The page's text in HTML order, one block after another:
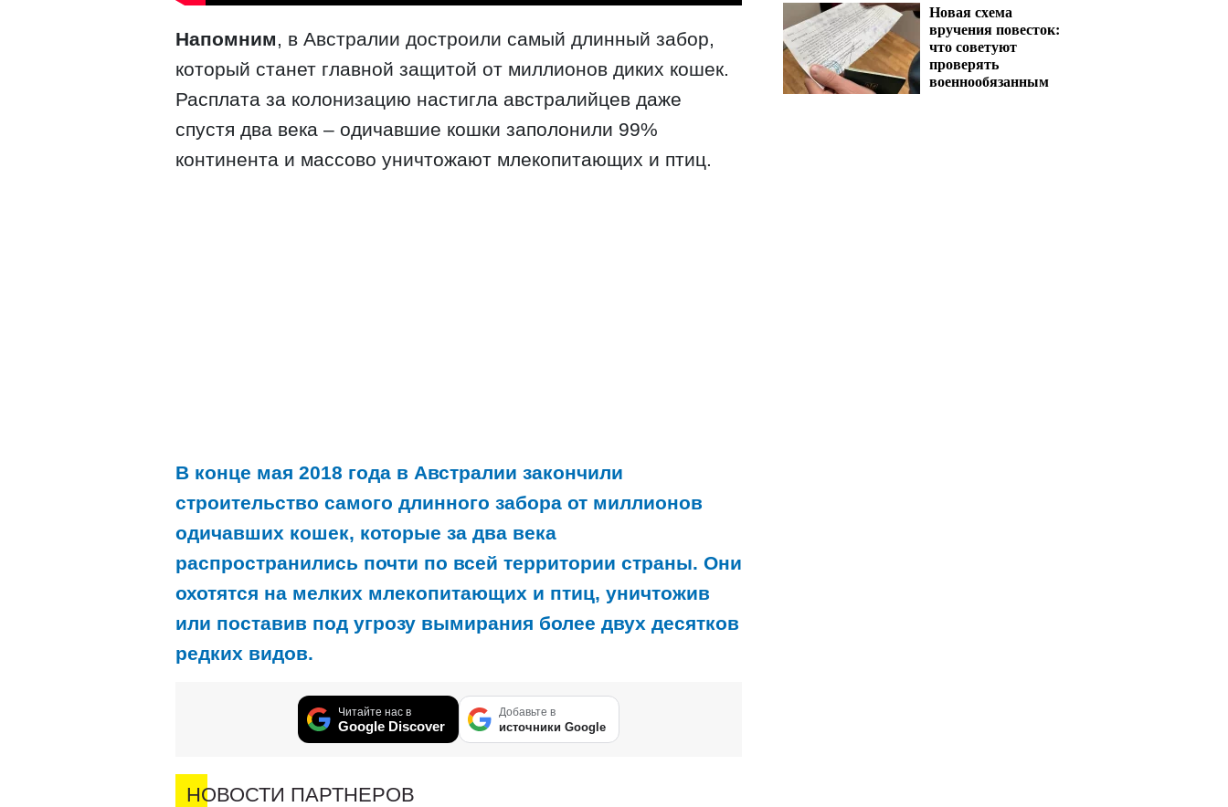
Напомним , в Австралии достроили самый длинный забор,
который станет главной защитой от миллионов диких кошек.
Расплата за колонизацию настигла австралийцев даже
спустя два века – одичавшие кошки заполонили 99%
континента и массово уничтожают млекопитающих и птиц.
В конце мая 2018 года в Австралии закончили
строительство самого длинного забора от миллионов
одичавших кошек, которые за два века
распространились почти по всей территории страны. Они
охотятся на мелких млекопитающих и птиц, уничтожив
или поставив под угрозу вымирания более двух десятков
редких видов.
Читайте нас в
Google Discover
Добавьте в
источники Google
НОВОСТИ ПАРТНЕРОВ
Новая схема
вручения повесток:
что советуют
проверять
военнообязанным